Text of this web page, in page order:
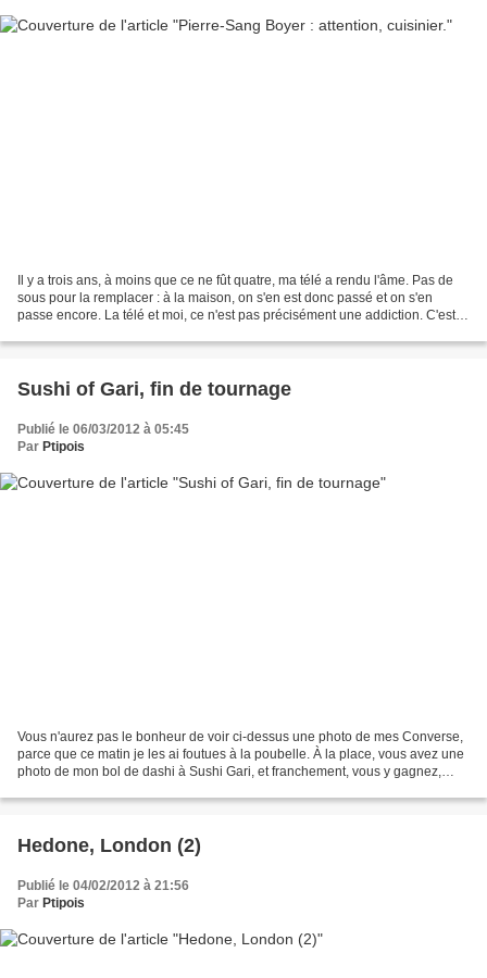
Il y a trois ans, à moins que ce ne fût quatre, ma télé a rendu l'âme. Pas de
sous pour la remplacer : à la maison, on s'en est donc passé et on s'en
passe encore. La télé et moi, ce n'est pas précisément une addiction. C'est
Sushi of Gari, fin de tournage
Publié le 06/03/2012 à 05:45
Par Ptipois
Vous n'aurez pas le bonheur de voir ci-dessus une photo de mes Converse,
parce que ce matin je les ai foutues à la poubelle. À la place, vous avez une
photo de mon bol de dashi à Sushi Gari, et franchement, vous y gagnez,
Hedone, London (2)
Publié le 04/02/2012 à 21:56
Par Ptipois